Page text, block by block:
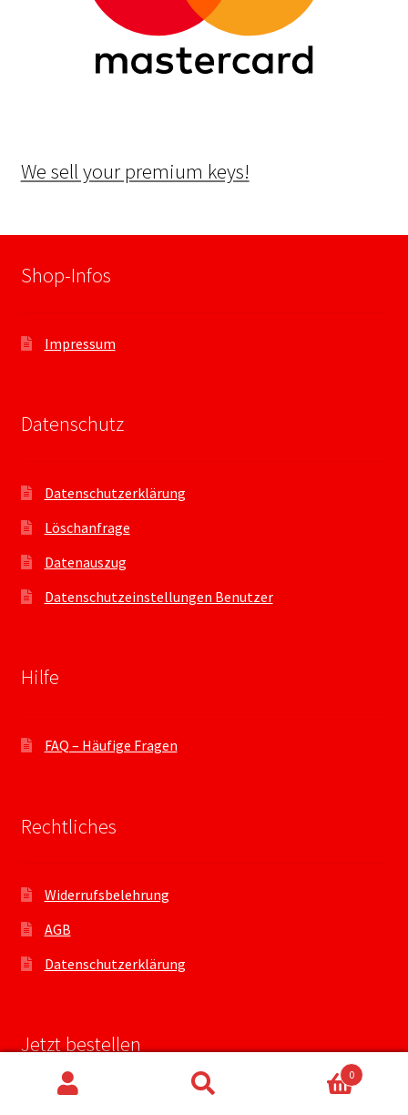
We sell your premium keys!
Shop-Infos
Impressum
Datenschutz
Datenschutzerklärung
Löschanfrage
Datenauszug
Datenschutzeinstellungen Benutzer
Hilfe
FAQ – Häufige Fragen
Rechtliches
Widerrufsbelehrung
AGB
Datenschutzerklärung
Jetzt bestellen
0